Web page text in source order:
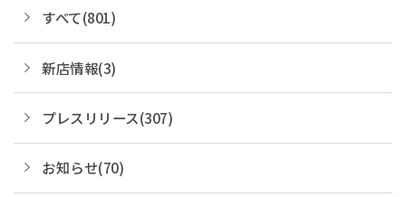
すべて(801)
新店情報(3)
プレスリリース(307)
お知らせ(70)